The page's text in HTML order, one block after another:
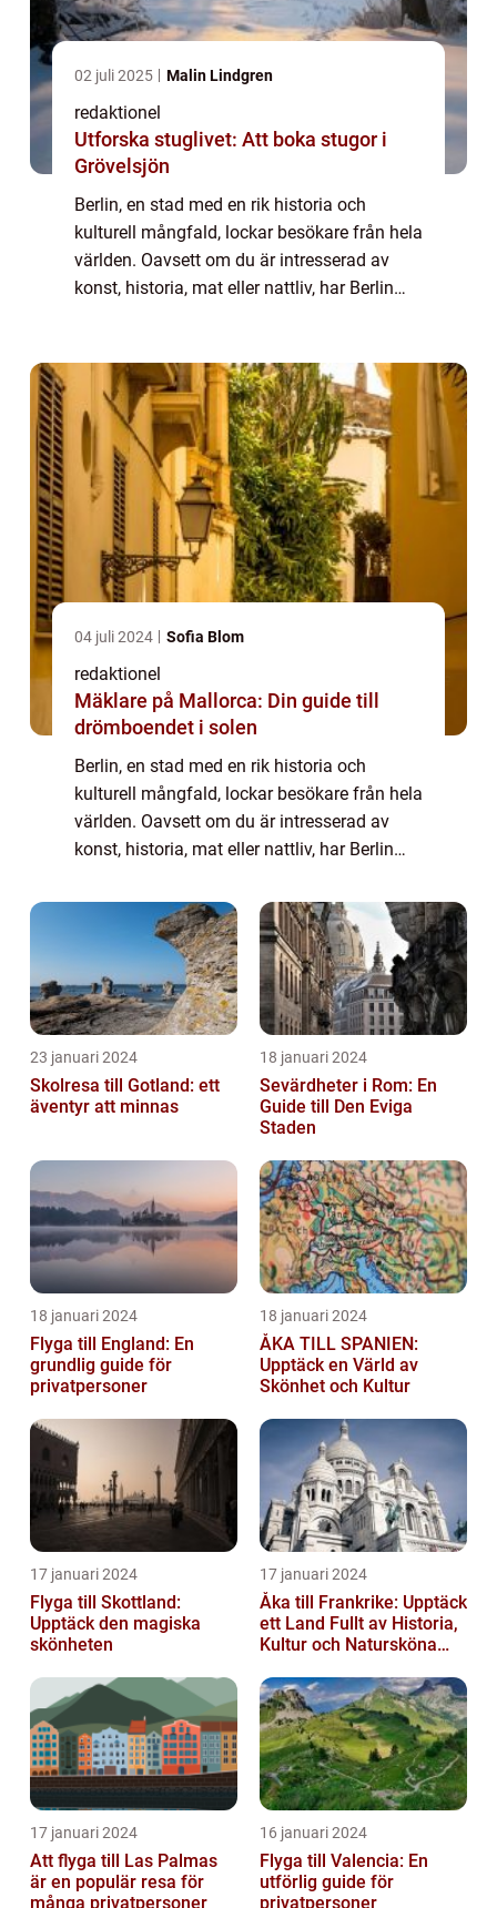
02 juli 2025 Malin Lindgren
redaktionel
Utforska stuglivet: Att boka stugor i
Grövelsjön
Berlin, en stad med en rik historia och
kulturell mångfald, lockar besökare från hela
världen. Oavsett om du är intresserad av
konst, historia, mat eller nattliv, har Berlin
04 juli 2024 Sofia Blom
redaktionel
Mäklare på Mallorca: Din guide till
drömboendet i solen
Berlin, en stad med en rik historia och
kulturell mångfald, lockar besökare från hela
världen. Oavsett om du är intresserad av
konst, historia, mat eller nattliv, har Berlin
kommer vi att utforska olika asp...
23 januari 2024
Skolresa till Gotland: ett
äventyr att minnas
18 januari 2024
Sevärdheter i Rom: En
Guide till Den Eviga
Staden
18 januari 2024
Flyga till England: En
grundlig guide för
privatpersoner
18 januari 2024
ÅKA TILL SPANIEN:
Upptäck en Värld av
Skönhet och Kultur
17 januari 2024
Flyga till Skottland:
Upptäck den magiska
skönheten
17 januari 2024
Åka till Frankrike: Upptäck
ett Land Fullt av Historia,
Kultur och Natursköna
17 januari 2024
Att flyga till Las Palmas
är en populär resa för
många privatpersoner
16 januari 2024
Flyga till Valencia: En
utförlig guide för
privatpersoner